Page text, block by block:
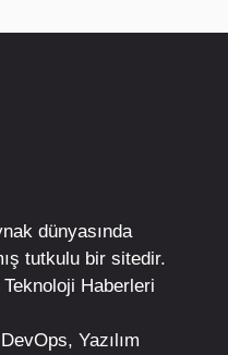
dünyasında
tutkulu bir sitedir.
Teknoloji Haberleri
DevOps, Yazılım